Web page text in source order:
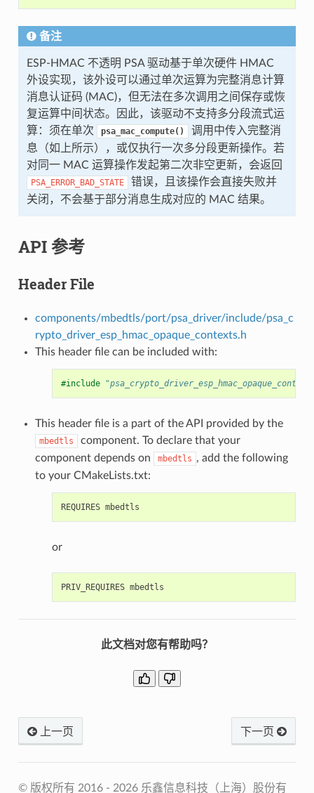
备注
ESP-HMAC 不透明 PSA 驱动基于单次硬件 HMAC
外设实现，该外设可以通过单次运算为完整消息计算
消息认证码 (MAC)，但无法在多次调用之间保存或恢
复运算中间状态。因此，该驱动不支持多分段流式运
算：须在单次
psa_mac_compute()
调用中传入完整消
息（如上所示），或仅执行一次多分段更新操作。若
对同一 MAC 运算操作发起第二次非空更新，会返回
PSA_ERROR_BAD_STATE
错误，且该操作会直接失败并
关闭，不会基于部分消息生成对应的 MAC 结果。
API 参考
Header File
components/mbedtls/port/psa_driver/include/psa_c
rypto_driver_esp_hmac_opaque_contexts.h
This header file can be included with:
#include
This header file is a part of the API provided by the
mbedtls
component. To declare that your
component depends on
mbedtls , add the following
to your CMakeLists.txt:
or
此文档对您有帮助吗？
上一页 下一页
© 版权所有 2016 - 2026 乐鑫信息科技（上海）股份有